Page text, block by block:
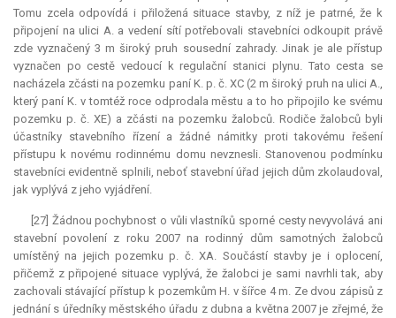
Tomu zcela odpovídá i přiložená situace stavby, z níž je patrné, že k
připojení na ulici A. a vedení sítí potřebovali stavebníci odkoupit právě
zde vyznačený 3 m široký pruh sousední zahrady. Jinak je ale přístup
vyznačen po cestě vedoucí k regulační stanici plynu. Tato cesta se
nacházela zčásti na pozemku paní K. p. č. XC (2 m široký pruh na ulici A.,
který paní K. v tomtéž roce odprodala městu a to ho připojilo ke svému
pozemku p. č. XE) a zčásti na pozemku žalobců. Rodiče žalobců byli
účastníky stavebního řízení a žádné námitky proti takovému řešení
přístupu k novému rodinnému domu nevznesli. Stanovenou podmínku
stavebníci evidentně splnili, neboť stavební úřad jejich dům zkolaudoval,
jak vyplývá z jeho vyjádření.
[27] Žádnou pochybnost o vůli vlastníků sporné cesty nevyvolává ani
stavební povolení z roku 2007 na rodinný dům samotných žalobců
umístěný na jejich pozemku p. č. XA. Součástí stavby je i oplocení,
přičemž z připojené situace vyplývá, že žalobci je sami navrhli tak, aby
zachovali stávající přístup k pozemkům H. v šířce 4 m. Ze dvou zápisů z
jednání s úředníky městského úřadu z dubna a května 2007 je zřejmé, že